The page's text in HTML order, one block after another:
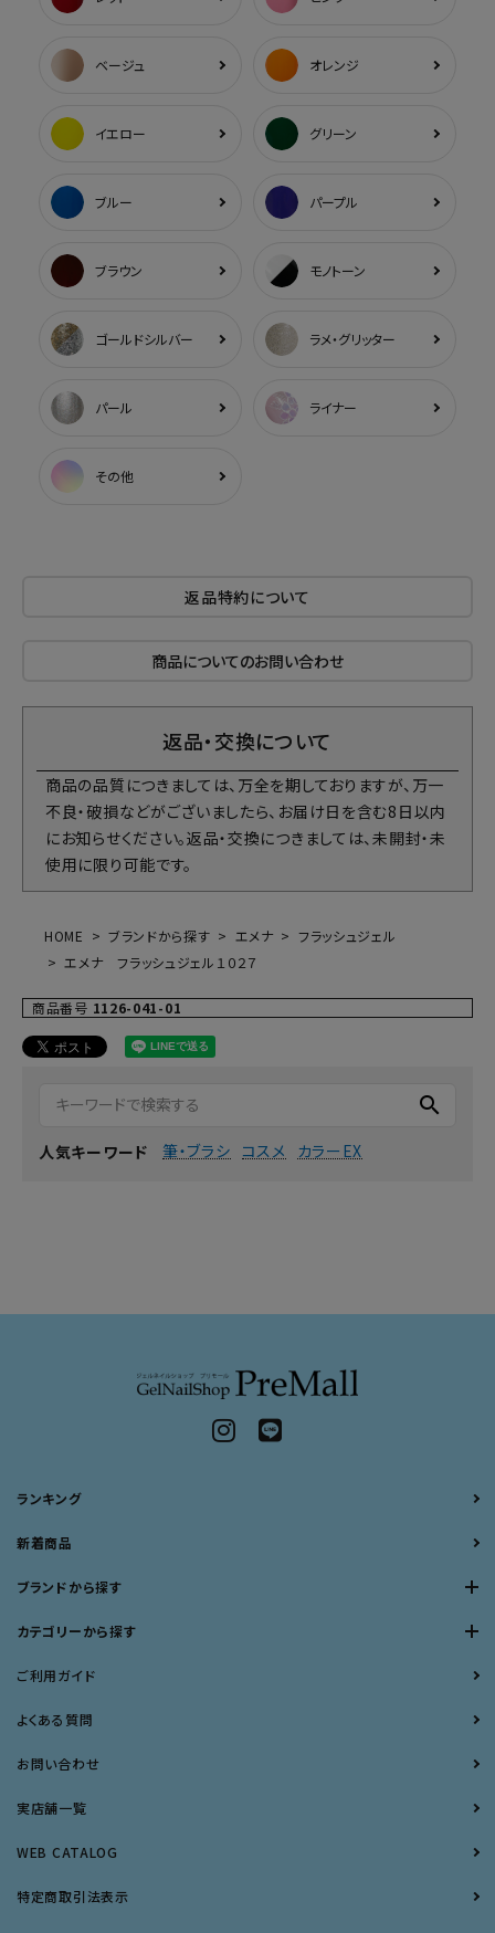
ベージュ オレンジ
イエロー グリーン
ブルー パープル
ブラウン モノトーン
ゴールドシルバー ラメ・グリッター
パール ライナー
その他
返品特約について
商品についてのお問い合わせ
返品・交換について
商品の品質につきましては、万全を期しておりますが、万一
不良・破損などがございましたら、お届け日を含む8日以内
にお知らせください。返品・交換につきましては、未開封・未
使用に限り可能です。
HOME ブランドから探す エメナ
フラッシュジェル
エメナ フラッシュジェル１０２７
商品番号 1126-041-01
search
人気キーワード 筆・ブラシ コスメ カラーEX
ランキング
新着商品
ブランドから探す
カテゴリーから探す
ご利用ガイド
よくある質問
お問い合わせ
実店舗一覧
WEB CATALOG
特定商取引法表示